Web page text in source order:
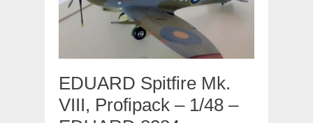
EDUARD Spitfire Mk.
VIII, Profipack – 1/48 –